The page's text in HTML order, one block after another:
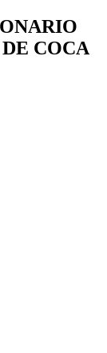
COCA